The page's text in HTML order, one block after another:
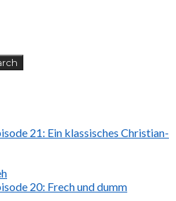
21: Ein klassisches Christian-
20: Frech und dumm